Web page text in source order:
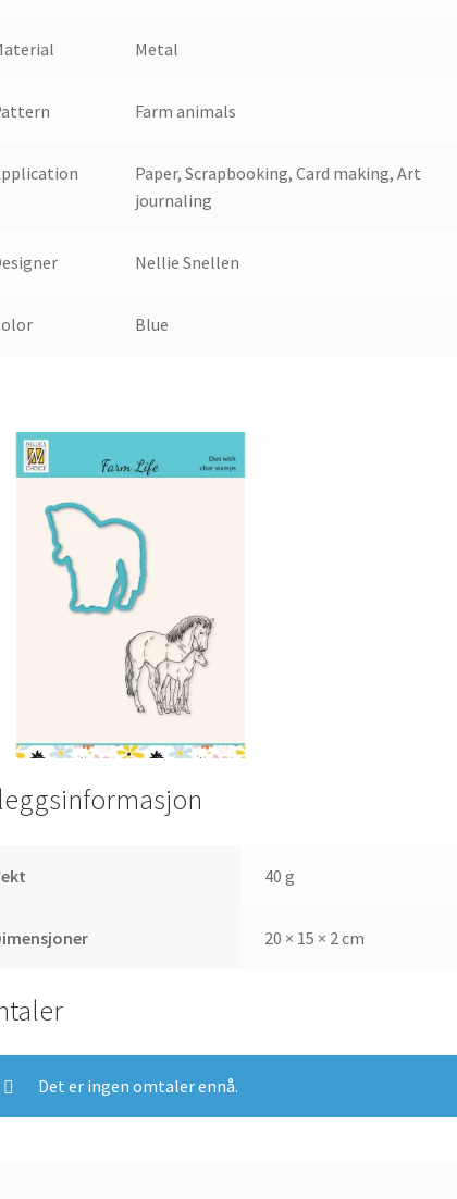
Metal
Farm animals
Paper, Scrapbooking, Card making, Art
journaling
Nellie Snellen
Blue
40 g
20 × 15 × 2 cm
Det er ingen omtaler ennå.